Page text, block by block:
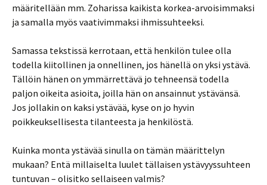
määritellään mm. Zoharissa kaikista korkea-arvoisimmaksi
ja samalla myös vaativimmaksi ihmissuhteeksi.
Samassa tekstissä kerrotaan, että henkilön tulee olla
todella kiitollinen ja onnellinen, jos hänellä on yksi ystävä.
Tällöin hänen on ymmärrettävä jo tehneensä todella
paljon oikeita asioita, joilla hän on ansainnut ystävänsä.
Jos jollakin on kaksi ystävää, kyse on jo hyvin
poikkeuksellisesta tilanteesta ja henkilöstä.
Kuinka monta ystävää sinulla on tämän määrittelyn
mukaan? Entä millaiselta luulet tällaisen ystävyyssuhteen
tuntuvan – olisitko sellaiseen valmis?